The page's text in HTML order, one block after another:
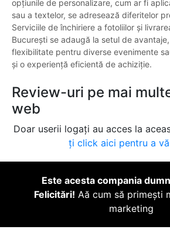
opțiunile de personalizare, cum ar fi
sau a textelor, se adresează diferitelor
Serviciile de închiriere a fotoliilor și
București se adaugă la setul de
flexibilitate pentru diverse evenimente
și o experiență eficientă de achiziție.
Review-uri pe mai
web
Doar userii logați au acces la
ți click aici pentru a
Este acesta compania
Felicitări! Aă cum să primești
marketing